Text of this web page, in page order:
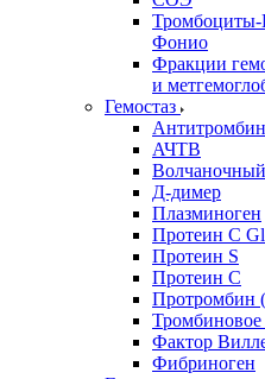
Тромбоциты-
Фонио
Фракции
и
Гемостаз
АЧТВ
Волчаночный
Д-димер
Плазминоген
Протеин C
Протеин S
Протеин С
Протромбин
Тромбиновое
Фактор
Фибриноген